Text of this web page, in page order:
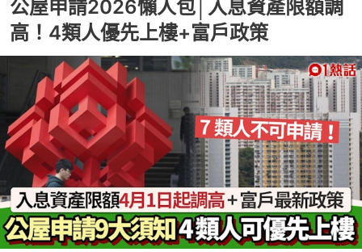
公屋申請2026懶人包│入息資產限額調
高！4類人優先上樓+富戶政策